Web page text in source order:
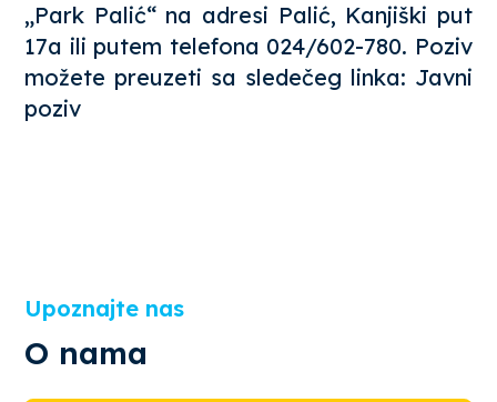
„Park Palić“ na adresi Palić, Kanjiški put
17a ili putem telefona 024/602-780. Poziv
možete preuzeti sa sledečeg linka: Javni
poziv
Upoznajte nas
O nama